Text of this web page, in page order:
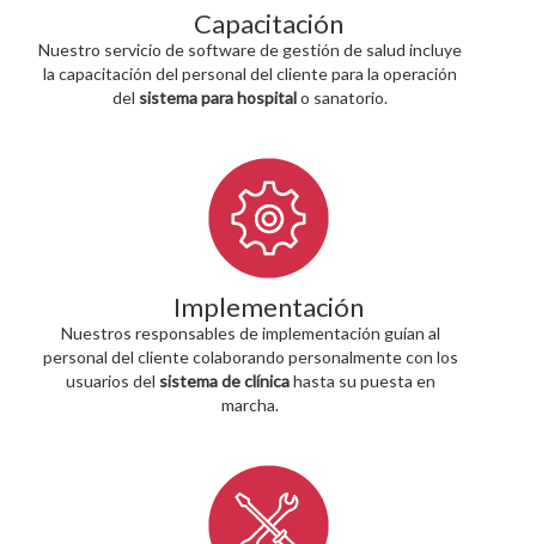
Capacitación
Nuestro servicio de software de gestión de salud incluye
la capacitación del personal del cliente para la operación
del sistema para hospitalo sanatorio.
Implementación
Nuestros responsables de implementación guían al
personal del cliente colaborando personalmente con los
usuarios del sistema de clínicahasta su puesta en
marcha.